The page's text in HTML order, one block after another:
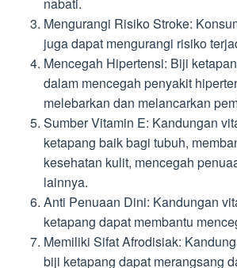
Mengurangi Risiko Stroke:
juga dapat mengurangi risiko
Mencegah Hipertensi: Biji
dalam mencegah penyakit
melebarkan dan melancarkan
Sumber Vitamin E: Kandungan
ketapang baik bagi tubuh,
kesehatan kulit, mencegah
lainnya.
Anti Penuaan Dini: Kandungan
ketapang dapat membantu
Memiliki Sifat Afrodisiak:
biji ketapang dapat merangsang